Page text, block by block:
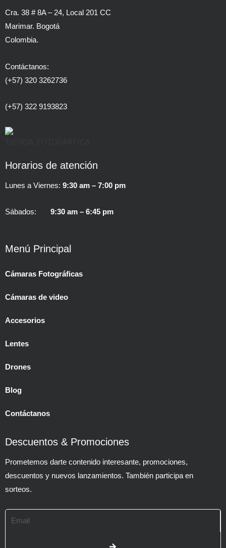
Cra. 38 # 8A – 24, Local 201 CC
Marimar. Bogotá
Colombia.
Contáctanos:
(+57) 320 3262736
(+57) 322 9193823
Horarios de atención
Lunes a Viernes: 9:30 am – 7:00 pm
Sábados: 9:30 am – 6:45 pm
Menú Principal
Cámaras Fotográficas
Cámaras de video
Accesorios
Lentes
Drones
Blog
Contáctanos
Descuentos & Promociones
Prometemos darte contenido interesante, promociones,
descuentos y nuevos lanzamientos. También participa en
sorteos.
Email